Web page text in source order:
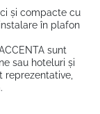
și compacte cu
în plafon
sunt
sau hoteluri și